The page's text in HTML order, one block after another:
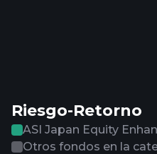
Riesgo-Retorno
ASI Japan Equity
Otros fondos en la